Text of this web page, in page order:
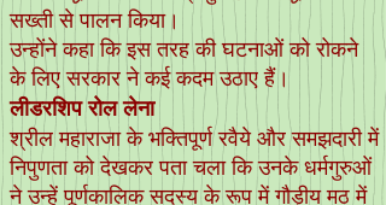
सख्ती से पालन किया।
उन्होंने कहा कि इस तरह की घटनाओं को रोकने
के लिए सरकार ने कई कदम उठाए हैं।
लीडरशिप रोल लेना
श्रील महाराजा के भक्तिपूर्ण रवैये और समझदारी में
निपुणता को देखकर पता चला कि उनके धर्मगुरुओं
ने उन्हें पूर्णकालिक सदस्य के रूप में गौड़ीय मठ में